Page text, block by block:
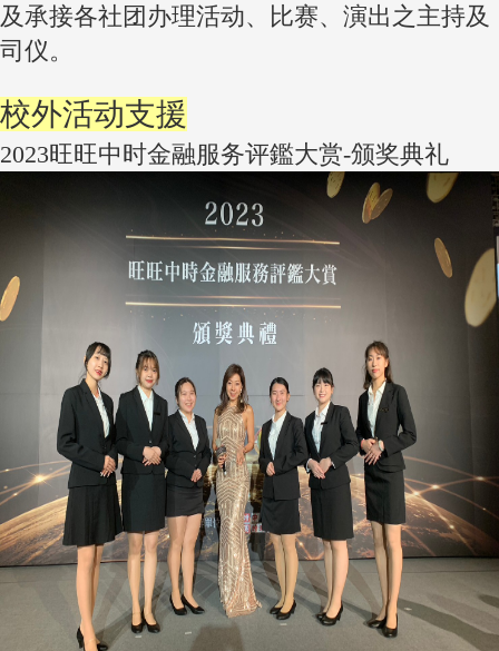
及承接各社团办理活动、比赛、演出之主持及
司仪。
校外活动支援
2023旺旺中时金融服务评鑑大赏-颁奖典礼